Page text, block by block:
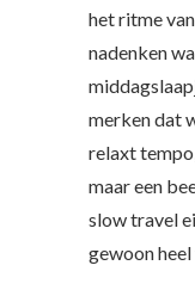
het ritme
nadenken
merken dat
relaxt
maar een
slow travel
gewoon